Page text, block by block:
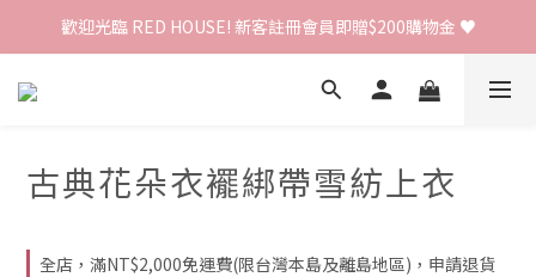
歡迎光臨 RED HOUSE! 新客註冊會員即贈$200購物金 ♥
歡迎光臨 RED HOUSE! 新客註冊會員即贈$200購物金 ♥
全館單筆訂單滿 $2000 免運 🚚
古典花朵衣襬綁帶雪紡上衣
全店，滿NT$2,000免運費(限台灣本島及離島地區)，申請退貨